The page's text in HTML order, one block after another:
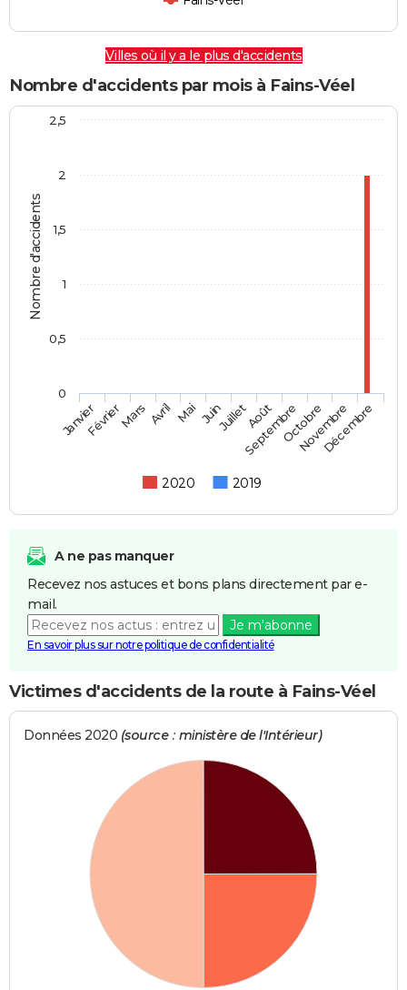
Villes où il y a le plus d'accidents
Nombre d'accidents par mois à Fains-Véel
Nombre d'accidents
2020 2019
JanvierFévrierMars Avril Mai JuinJuilletAoût
SeptembreOctobre
Novembre
Décembre
0
0,5
1
1,5
2
2,5
A ne pas manquer
Recevez nos astuces et bons plans directement par e-
mail.
Je m'abonne
En savoir plus sur notre politique de confidentialité
Victimes d'accidents de la route à Fains-Véel
Données 2020 (source : ministère de l'Intérieur)